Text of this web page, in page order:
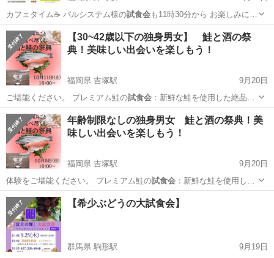
カフェタイム☕️ パルシステム様の試食会も11時30分から お楽しみに頂
けます…
福島 福島市 ワークショップ パルシステム
【30~42歳以下の独身男女】 鮭と酒の祭
典！美味しい出会いを楽しもう！
福岡県 吉塚駅
9月20日
ご堪能ください。 プレミアム鮭の試食会：新鮮な鮭を使用した絶品メ
ニューをみん…
福岡 福岡市 吉塚駅 パーティー ショー
年齢制限なしの独身男女 鮭と酒の祭典！美
味しい出会いを楽しもう！
福岡県 吉塚駅
9月20日
体験をご堪能ください。 プレミアム鮭の試食会：新鮮な鮭を使用した
絶品メニューをみん…
福岡 福岡市 吉塚駅 パーティー ショー
【希少ぶどうの大試食会】
群馬県 駒形駅
9月19日